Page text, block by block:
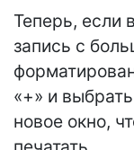
Теперь, если
запись с
«+» и
новое окно,